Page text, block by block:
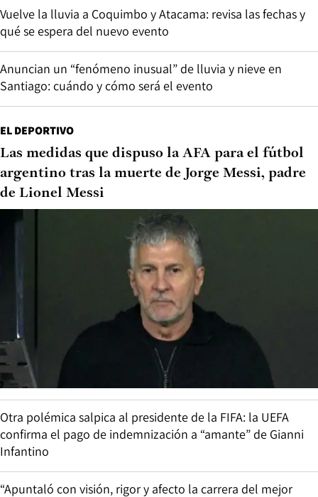
Vuelve la lluvia a Coquimbo y Atacama: revisa las fechas y
qué se espera del nuevo evento
Anuncian un “fenómeno inusual” de lluvia y nieve en
Santiago: cuándo y cómo será el evento
EL DEPORTIVO
Las medidas que dispuso la AFA para el fútbol
argentino tras la muerte de Jorge Messi, padre
de Lionel Messi
Otra polémica salpica al presidente de la FIFA: la UEFA
confirma el pago de indemnización a “amante” de Gianni
Infantino
“Apuntaló con visión, rigor y afecto la carrera del mejor